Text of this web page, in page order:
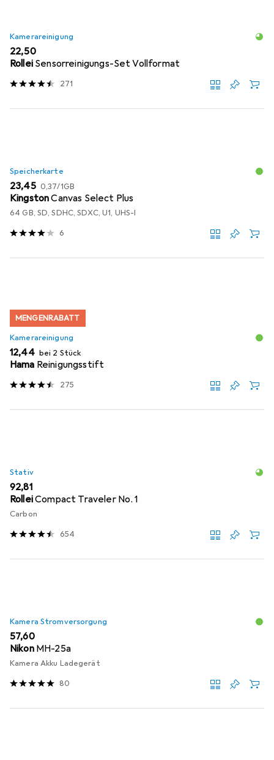
Kamerareinigung
EUR
22,50
Rollei Sensorreinigungs-Set Vollformat
271
Speicherkarte
EUR
23,45 EUR
0,37/1GB
KingstonCanvas Select Plus
64 GB, SD, SDHC, SDXC, U1, UHS-I
6
MENGENRABATT
Kamerareinigung
EUR
12,44 bei 2 Stück
Hama Reinigungsstift
275
Stativ
EUR
92,81
RolleiCompact Traveler No. 1
Carbon
654
Kamera Stromversorgung
EUR
57,60
Nikon MH-25a
Kamera Akku Ladegerät
80